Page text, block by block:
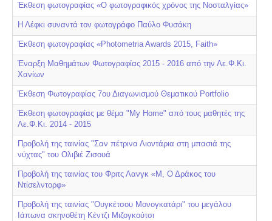
Έκθεση φωτογραφίας «Ο φωτογραφικός χρόνος της Νοσταλγίας»
Η Λέφκι συναντά τον φωτογράφο Παύλο Φυσάκη
Έκθεση φωτογραφίας «Photometria Awards 2015, Faith»
Έναρξη Μαθημάτων Φωτογραφίας 2015 - 2016 από την Λε.Φ.Κι.
Χανίων
Έκθεση Φωτογραφίας 7ου Διαγωνισμού Θεματικού Portfolio
Έκθεση φωτογραφίας με θέμα "My Home" από τους μαθητές της
Λε.Φ.Κι. 2014 - 2015
Προβολή της ταινίας "Σαν πέτρινα Λιοντάρια στη μπασιά της
νύχτας" του Ολιβιέ Ζισουά
Προβολή της ταινίας του Φριτς Λανγκ «Μ, Ο Δράκος του
Ντίσελντορφ»
Προβολή της ταινίας "Ουγκέτσου Μονογκατάρι" του μεγάλου
Ιάπωνα σκηνοθέτη Κέντζι Μιζογκούτσι